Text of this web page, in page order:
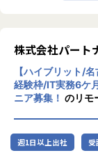
y／Vue／AWS）
・自社ECサイト
ipt、GCP）
・大手メーカー向
▼インフラ系
株式会社パート
【ハイブリット/
経験枠/IT実務6ケ
ニア募集！ のリモ
週1日以上出社 受